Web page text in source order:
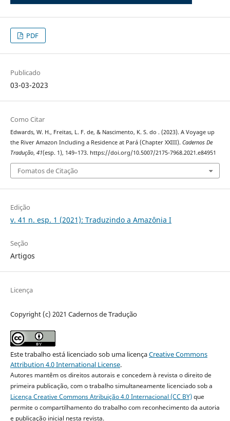
PDF
Publicado
03-03-2023
Como Citar
Edwards, W. H., Freitas, L. F. de, & Nascimento, K. S. do . (2023). A Voyage up
the River Amazon Including a Residence at Pará (Chapter XXIII). Cadernos De
Tradução, 41(esp. 1), 149–173. https://doi.org/10.5007/2175-7968.2021.e84951
Fomatos de Citação
Edição
v. 41 n. esp. 1 (2021): Traduzindo a Amazônia I
Seção
Artigos
Licença
Copyright (c) 2021 Cadernos de Tradução
Este trabalho está licenciado sob uma licençaCreative Commons
Attribution 4.0 International License.
Autores mantêm os direitos autorais e concedem à revista o direito de
primeira publicação, com o trabalho simultaneamente licenciado sob a
Licença Creative Commons Atribuição 4.0 Internacional (CC BY)que
permite o compartilhamento do trabalho com reconhecimento da autoria
e publicação inicial nesta revista.